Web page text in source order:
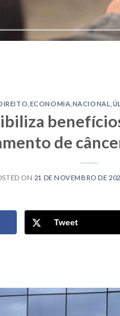
ECONOMIA NACIONAL
de
ON 21 DE NOVEMBRO DE
Tweet